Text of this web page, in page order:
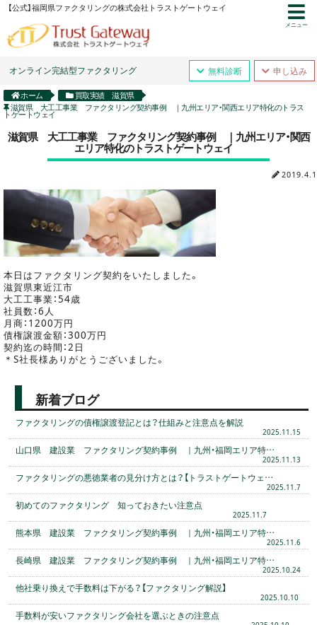
【公式】福岡県ファクタリングの株式会社トラストゲートウェイ
オンライン完結型ファクタリング 無料診断 申し込み
メニュー
ホーム
買取実績 滋賀県
滋賀県 大工工事業 ファクタリング契約事例 ｜九州エリア・関西エリア特化のトラス
トゲートウェイ
滋賀県 大工工事業 ファクタリング契約事例 ｜九州エリア・関西
エリア特化のトラストゲートウェイ
2019.4.1
本日はファクタリング契約をいたしました。
滋賀県東近江市
大工工事業：54歳
社員数：6人
月商：1200万円
債権譲渡金額：300万円
契約迄の時間：2日
＊S社長様ありがとうございました。
新着ブログ
ファクタリングの債権譲渡登記とは？仕組みと注意点を解説
2025.11.15
山口県 建設業 ファクタリング契約事例 ｜九州・福岡エリア特…
2025.11.13
ファクタリングの悪徳業者の見分け方とは？【トラストゲートウェ…
2025.11.7
初めてのファクタリング 知っておきたい注意点
2025.11.7
熊本県 建設業 ファクタリング契約事例 ｜九州・福岡エリア特…
2025.11.6
長崎県 建設業 ファクタリング契約事例 ｜九州・福岡エリア特…
2025.10.24
他社乗り換えで手数料は下がる？【ファクタリング解説】
2025.10.10
手数料が安いファクタリング会社を選ぶときの注意点